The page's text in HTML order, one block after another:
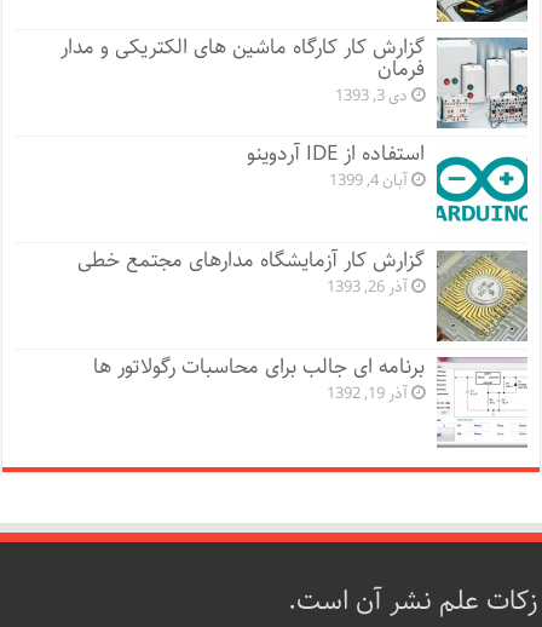
گزارش کار کارگاه ماشین های الکتریکی و مدار
فرمان
دی 3, 1393
استفاده از IDE آردوینو
آبان 4, 1399
گزارش کار آزمایشگاه مدارهای مجتمع خطی
آذر 26, 1393
برنامه ای جالب برای محاسبات رگولاتور ها
آذر 19, 1392
زکات علم نشر آن است.